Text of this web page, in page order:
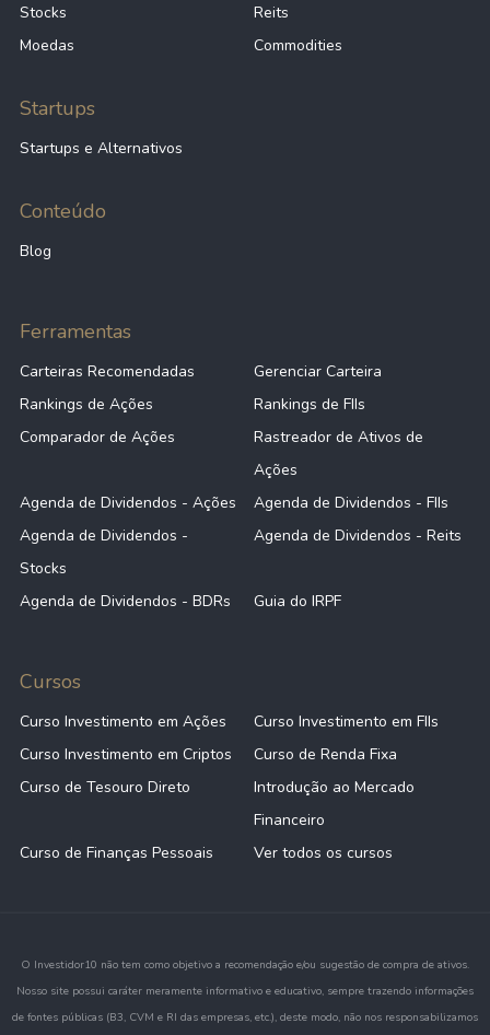
Stocks
Reits
Moedas
Commodities
Startups
Startups e Alternativos
Conteúdo
Blog
Ferramentas
Carteiras Recomendadas
Gerenciar Carteira
Rankings de Ações
Rankings de FIIs
Comparador de Ações
Rastreador de Ativos de
Ações
Agenda de Dividendos - Ações
Agenda de Dividendos - FIIs
Agenda de Dividendos -
Stocks
Agenda de Dividendos - Reits
Agenda de Dividendos - BDRs Guia do IRPF
Cursos
Curso Investimento em Ações
Curso Investimento em FIIs
Curso Investimento em Criptos
Curso de Renda Fixa
Curso de Tesouro Direto
Introdução ao Mercado
Financeiro
Curso de Finanças Pessoais
Ver todos os cursos
O Investidor10 não tem como objetivo a recomendação e/ou sugestão de compra de ativos.
Nosso site possui caráter meramente informativo e educativo, sempre trazendo informações
de fontes públicas (B3, CVM e RI das empresas, etc.), deste modo, não nos responsabilizamos